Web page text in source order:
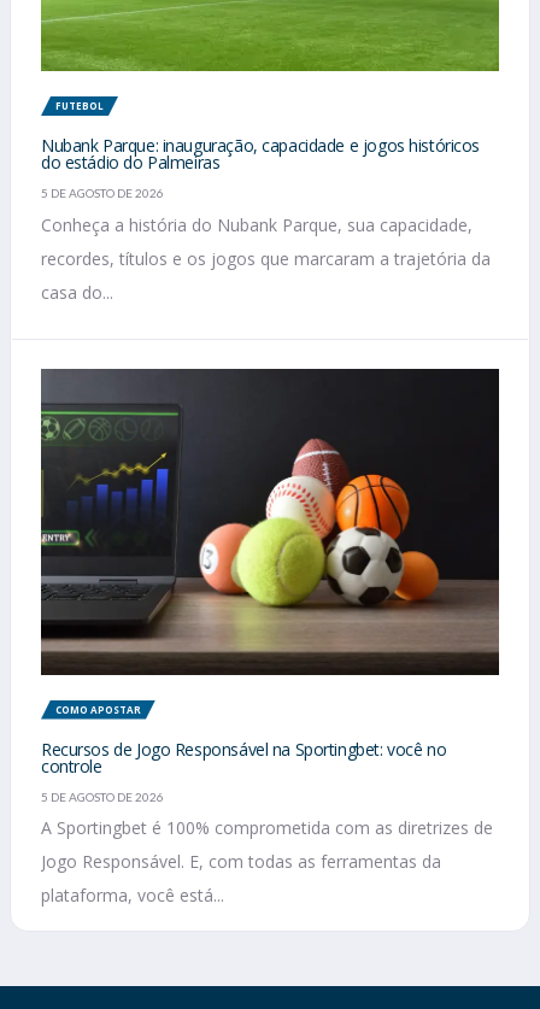
FUTEBOL
Nubank Parque: inauguração, capacidade e jogos históricos
do estádio do Palmeiras
5 DE AGOSTO DE 2026
Conheça a história do Nubank Parque, sua capacidade,
recordes, títulos e os jogos que marcaram a trajetória da
casa do...
COMO APOSTAR
Recursos de Jogo Responsável na Sportingbet: você no
controle
5 DE AGOSTO DE 2026
A Sportingbet é 100% comprometida com as diretrizes de
Jogo Responsável. E, com todas as ferramentas da
plataforma, você está...